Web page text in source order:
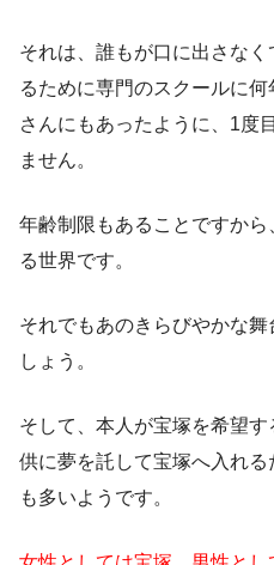
それは、誰もが口に出さな
るために専門のスクールに
さんにもあったように、1度
ません。
年齢制限もあることですか
る世界です。
それでもあのきらびやかな
しょう。
そして、本人が宝塚を希望
供に夢を託して宝塚へ入れ
も多いようです。